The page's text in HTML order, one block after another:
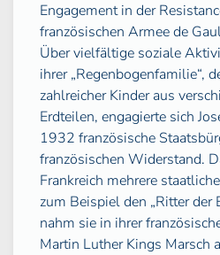
Engagement in der
französischen Armee de
Über vielfältige soziale
ihrer „Regenbogenfamilie“,
zahlreicher Kinder aus
Erdteilen, engagierte sich
1932 französische
französischen Widerstand.
Frankreich mehrere
zum Beispiel den „Ritter der
nahm sie in ihrer
Martin Luther Kings Marsch